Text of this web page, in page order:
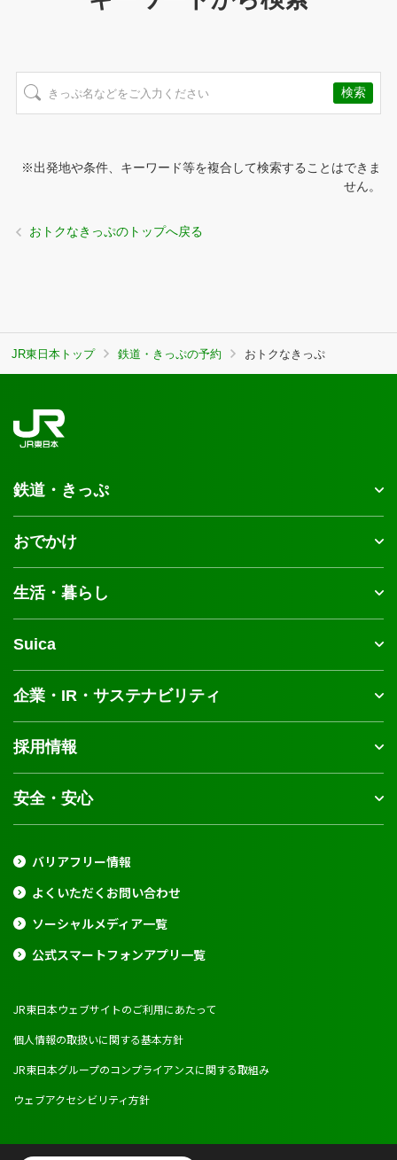
※出発地や条件、キーワード等を複合して検索することはできま
せん。
おトクなきっぷのトップへ戻る
JR東日本トップ 鉄道・きっぷの予約 おトクなきっぷ
鉄道・きっぷ
おでかけ
生活・暮らし
Suica
企業・IR・サステナビリティ
採用情報
安全・安心
バリアフリー情報
よくいただくお問い合わせ
ソーシャルメディア一覧
公式スマートフォンアプリ一覧
JR東日本ウェブサイトのご利用にあたって
個人情報の取扱いに関する基本方針
JR東日本グループのコンプライアンスに関する取組み
ウェブアクセシビリティ方針